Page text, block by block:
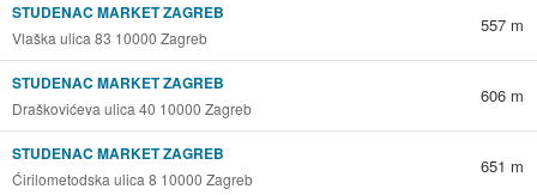
STUDENAC MARKET ZAGREB
Vlaška ulica 83 10000 Zagreb
557 m
STUDENAC MARKET ZAGREB
Draškovićeva ulica 40 10000 Zagreb
606 m
STUDENAC MARKET ZAGREB
Ćirilometodska ulica 8 10000 Zagreb
651 m